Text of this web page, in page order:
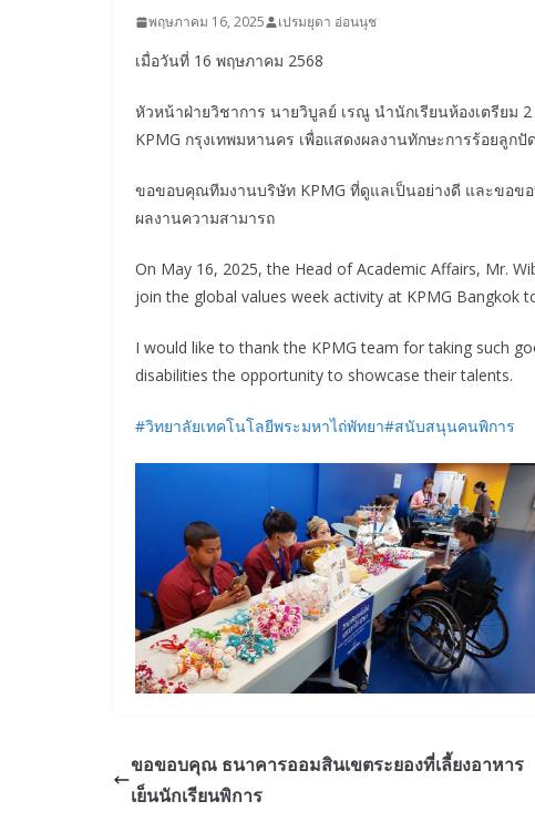
พฤษภาคม 16, 2025 เปรมยุดา อ่อนนุช
เมื่อวันที่ 16 พฤษภาคม 2568
หัวหน้าฝ่ายวิชาการ นายวิบูลย์ เรณู นำนักเรียนห้องเตรียม
KPMG กรุงเทพมหานคร เพื่อแสดงผลงานทักษะการร้อยลูกปัด
ขอขอบคุณทีมงานบริษัท KPMG ที่ดูแลเป็นอย่างดี และขอข
ผลงานความสามารถ
On May 16, 2025, the Head of Academic Affairs, Mr.
join the global values week activity at KPMG Bangkok
I would like to thank the KPMG team for taking such
disabilities the opportunity to showcase their talents.
#วิทยาลัยเทคโนโลยีพระมหาไถ่พัทยา#สนับสนุนคนพิการ
ขอขอบคุณ ธนาคารออมสินเขตระยองที่เลี้ยงอาหาร
เย็นนักเรียนพิการ